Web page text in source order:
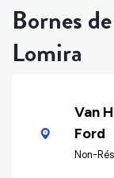
Bornes
Lomira
Van
Ford
Non-